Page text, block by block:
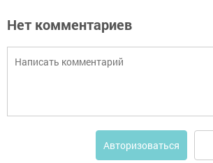
Нет комментариев
Авторизоваться